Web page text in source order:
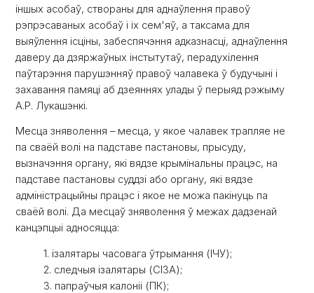
іншых асобаў, створаны для аднаўлення правоў
рэпрэсаваных асобаў і іх сем'яў, а таксама для
выяўлення ісціны, забеспячэння адказнасці, аднаўлення
даверу да дзяржаўных інстытутаў, перадухілення
паўтарэння парушэнняў правоў чалавека ў будучыні і
захавання памяці аб дзеяннях улады ў перыяд рэжыму
А.Р. Лукашэнкі.
Месца зняволення – месца, у якое чалавек трапляе не
па сваёй волі на падставе пастановы, прысуду,
вызначэння органу, які вядзе крымінальны працэс, на
падставе пастановы суддзі або органу, які вядзе
адміністрацыйны працэс і якое не можа пакінуць па
сваёй волі. Да месцаў зняволення ў межах дадзенай
канцэпцыі адносяцца:
1. ізалятары часовага ўтрымання (ІЧУ);
2. следчыя ізалятары (СІЗА);
3. папраўчыя калоніі (ПК);